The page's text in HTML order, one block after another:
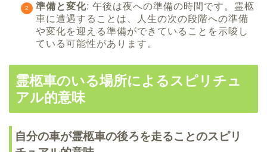
準備と変化: 午後は夜への準備の時間です。霊柩
車に遭遇することは、人生の次の段階への準備
や変化を迎える準備ができていることを示唆し
ている可能性があります。
霊柩車のいる場所によるスピリチュ
アル的意味
自分の車が霊柩車の後ろを走ることのスピリ